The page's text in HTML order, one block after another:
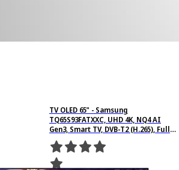
TV OLED 65" - Samsung
TQ65S93FATXXC, UHD 4K, NQ4 AI
Gen3, Smart TV, DVB-T2 (H.265), Full
AI, Negro grafito